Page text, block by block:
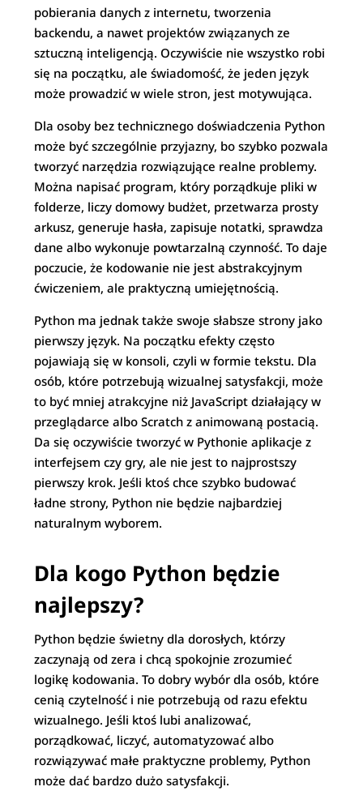
pobierania danych z internetu, tworzenia
backendu, a nawet projektów związanych ze
sztuczną inteligencją. Oczywiście nie wszystko robi
się na początku, ale świadomość, że jeden język
może prowadzić w wiele stron, jest motywująca.
Dla osoby bez technicznego doświadczenia Python
może być szczególnie przyjazny, bo szybko pozwala
tworzyć narzędzia rozwiązujące realne problemy.
Można napisać program, który porządkuje pliki w
folderze, liczy domowy budżet, przetwarza prosty
arkusz, generuje hasła, zapisuje notatki, sprawdza
dane albo wykonuje powtarzalną czynność. To daje
poczucie, że kodowanie nie jest abstrakcyjnym
ćwiczeniem, ale praktyczną umiejętnością.
Python ma jednak także swoje słabsze strony jako
pierwszy język. Na początku efekty często
pojawiają się w konsoli, czyli w formie tekstu. Dla
osób, które potrzebują wizualnej satysfakcji, może
to być mniej atrakcyjne niż JavaScript działający w
przeglądarce albo Scratch z animowaną postacią.
Da się oczywiście tworzyć w Pythonie aplikacje z
interfejsem czy gry, ale nie jest to najprostszy
pierwszy krok. Jeśli ktoś chce szybko budować
ładne strony, Python nie będzie najbardziej
naturalnym wyborem.
Dla kogo Python będzie
najlepszy?
Python będzie świetny dla dorosłych, którzy
zaczynają od zera i chcą spokojnie zrozumieć
logikę kodowania. To dobry wybór dla osób, które
cenią czytelność i nie potrzebują od razu efektu
wizualnego. Jeśli ktoś lubi analizować,
porządkować, liczyć, automatyzować albo
rozwiązywać małe praktyczne problemy, Python
może dać bardzo dużo satysfakcji.